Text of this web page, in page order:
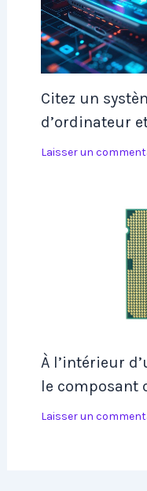
Citez un
d’ordinateur
Laisser un
À l’intérieur
le composant
Laisser un